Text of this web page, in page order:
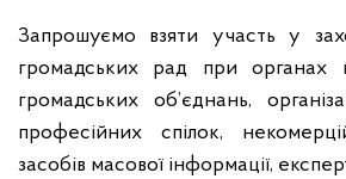
Запрошуємо взяти участь у
громадських рад при органах
громадських об’єднань,
професійних спілок,
засобів масової інформації,